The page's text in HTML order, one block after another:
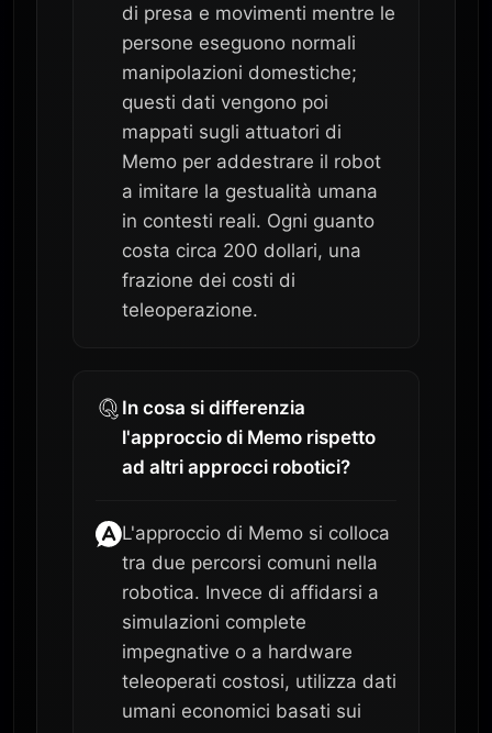
di presa e movimenti mentre le
persone eseguono normali
manipolazioni domestiche;
questi dati vengono poi
mappati sugli attuatori di
Memo per addestrare il robot
a imitare la gestualità umana
in contesti reali. Ogni guanto
costa circa 200 dollari, una
frazione dei costi di
teleoperazione.
In cosa si differenzia
l'approccio di Memo rispetto
ad altri approcci robotici?
L'approccio di Memo si colloca
tra due percorsi comuni nella
robotica. Invece di affidarsi a
simulazioni complete
impegnative o a hardware
teleoperati costosi, utilizza dati
umani economici basati sui